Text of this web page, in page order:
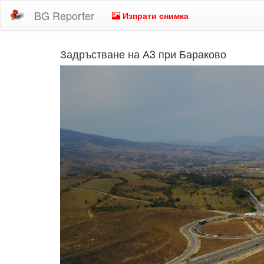
BG Reporter Изпрати снимка
Задръстване на А3 при Бараково